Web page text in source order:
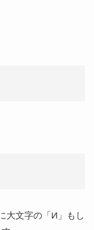
大文字の「И」もし